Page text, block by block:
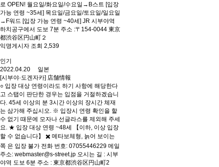
로 OPEN! 월요일/화요일/수요일→B스트 [입장
가능 연령 ~35세] 목요일/금요일/토요일/일요일
→F워드 [입장 가능 연령 ~40세] JR 시부야역
하치공구에서 도보 7분 주소 :〒154-0044 東京
都渋谷区円山町２
익명게시자 조회 2,539
인기
2022.04.20 일본
[시부야·도겐자카] 店舗情報
○ 입장 대상 연령이라도 하기 사항에 해당한다
고 스탭이 판단한 경우는 입점을 거절하겠습니
다. 45세 이상의 분 3시간 이상의 장시간 체재
는 삼가해 주십시오. ※ 입장시 연령 확인을 할
수 없기 때문에 모자나 선글라스를 제외해 주세
요. ★ 입장 대상 연령 ~48세 【이하, 이상 입장
할 수 없습니다】 ✖️ 메타보체형, 늙어 보이는
쪽 은 입장 불가 전화 번호: 07055446229 메일
주소: webmaster@s-street.jp 오시는 길 : 시부
야역 도보 6분 주소 : 東京都渋谷区円山町2